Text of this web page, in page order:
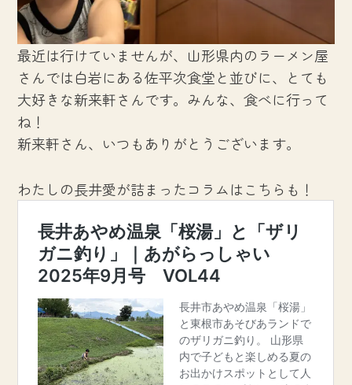
最近は行けていませんが、山形県内のラーメン屋
さんでは白岩にある佐平次食堂と並びに、とても
大好きな新来軒さんです。みんな、食べに行って
ね！
新来軒さん、いつもありがとうございます。
わたしの長井愛が詰まったコラムはこちらも！